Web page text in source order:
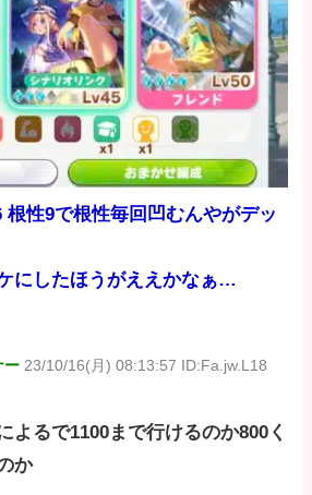
根性9で根性毎回凹むんやがデッ
にしたほうがええかなぁ…
ー 23/10/16(月) 08:13:57 ID:Fa.jw.L18
よるで1100まで行けるのか800く
か